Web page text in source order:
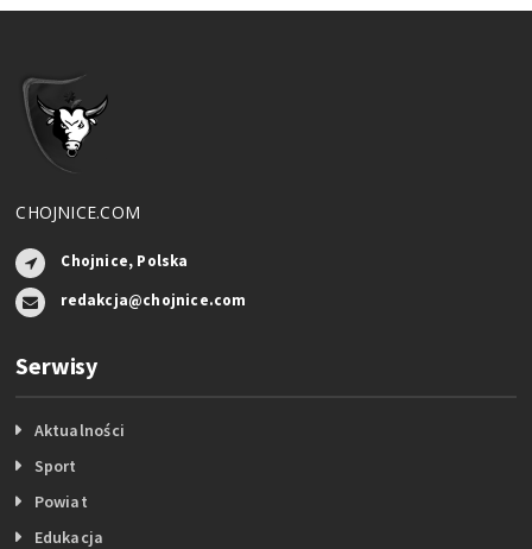
CHOJNICE.COM
Chojnice, Polska
redakcja@chojnice.com
Serwisy
Aktualności
Sport
Powiat
Edukacja